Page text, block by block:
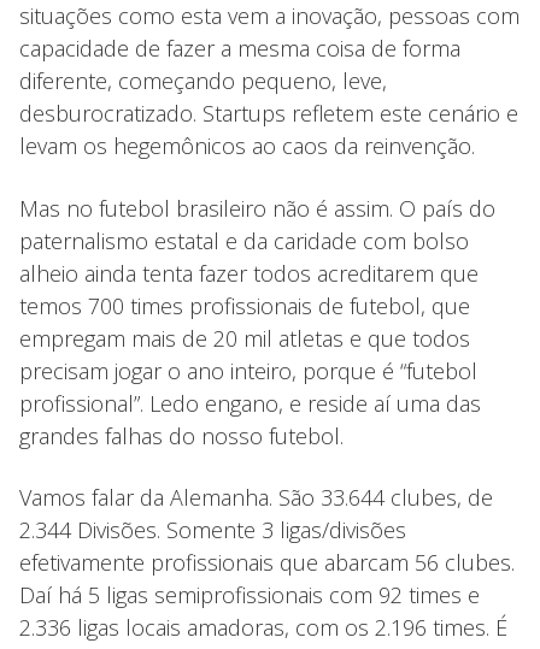
situações como esta vem a inovação, pessoas com
capacidade de fazer a mesma coisa de forma
diferente, começando pequeno, leve,
desburocratizado. Startups refletem este cenário e
levam os hegemônicos ao caos da reinvenção.
Mas no futebol brasileiro não é assim. O país do
paternalismo estatal e da caridade com bolso
alheio ainda tenta fazer todos acreditarem que
temos 700 times profissionais de futebol, que
empregam mais de 20 mil atletas e que todos
precisam jogar o ano inteiro, porque é “futebol
profissional”. Ledo engano, e reside aí uma das
grandes falhas do nosso futebol.
Vamos falar da Alemanha. São 33.644 clubes, de
2.344 Divisões. Somente 3 ligas/divisões
efetivamente profissionais que abarcam 56 clubes.
Daí há 5 ligas semiprofissionais com 92 times e
2.336 ligas locais amadoras, com os 2.196 times. É